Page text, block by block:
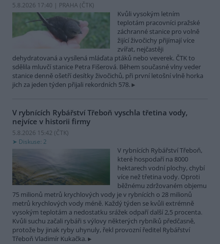
5.8.2026 17:40 | PRAHA (ČTK)
Kvůli vysokým letním
teplotám pracovníci pražské
záchranné stanice pro volně
žijící živočichy přijímají více
zvířat, nejčastěji
dehydratovaná a vysílená mláďata ptáků nebo veverek. ČTK to
sdělila mluvčí stanice Petra Fišerová. Během současné vlny veder
stanice denně ošetří desítky živočichů, při první letošní vlně horka
jich za jeden týden přijali rekordních 578.
V rybnících Rybářství Třeboň vyschla třetina vody,
nejvíce v historii firmy
5.8.2026 15:42 (ČTK)
Diskuse: 2
V rybnících Rybářství Třeboň,
které hospodaří na 8000
hektarech vodní plochy, chybí
více než třetina vody. Oproti
běžnému zdržovaném objemu
75 milionů metrů krychlových vody je v rybnících o 28 milionů
metrů krychlových vody méně. Každý týden se kvůli extrémně
vysokým teplotám a nedostatku srážek odpaří další 2,5 procenta.
Kvůli suchu začali rybáři s výlovy některých rybníků předčasně,
protože by jinak ryby uhynuly, řekl provozní ředitel Rybářství
Třeboň Vladimír Kukačka.